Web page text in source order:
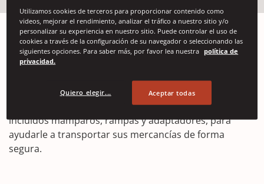
Signode es líder en soluciones de transporte frigorífico.
Ofrecemos una amplia variedad de productos,
incluidos mamparos, rampas y adaptadores, para
ayudarle a transportar sus mercancías de forma
segura.
Utilizamos cookies de terceros para proporcionar contenido como
videos, mejorar el rendimiento, analizar el tráfico a nuestro sitio y/o
personalizar su experiencia en nuestro sitio. Puede controlar el uso de
cookies a través de la configuración de su navegador o seleccionando las
siguientes opciones. Para saber más, por favor lea nuestra política de
privacidad.
Quiero elegir... Aceptar todas